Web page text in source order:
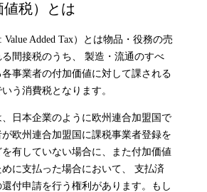
値税）とは
Value Added Tax）とは物品・役務の売
る間接税のうち、 製造・流通のすべ
事業者の付加価値に対して課される
う消費税となります。
日本企業のように欧州連合加盟国で
欧州連合加盟国に課税事業者登録を
有していない場合に、また付加価値
に支払った場合において、 支払済
付申請を行う権利があります。もし